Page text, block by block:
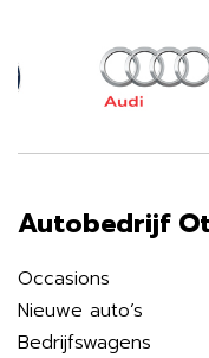
Autobedrijf
Occasions
Nieuwe auto’s
Bedrijfswagens